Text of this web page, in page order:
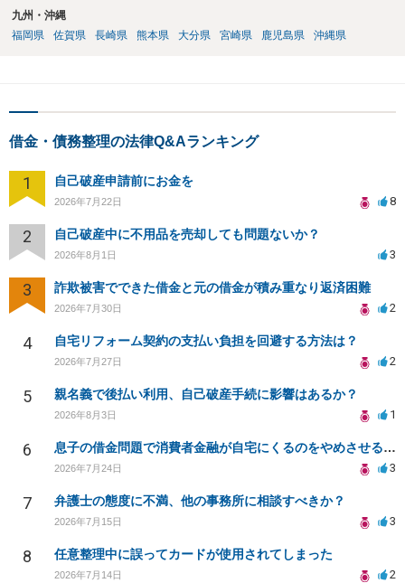
九州・沖縄
福岡県
佐賀県 長崎県 熊本県 大分県 宮崎県 鹿児島県 沖縄県
借金・債務整理の法律Q&Aランキング
1 自己破産申請前にお金を
2026年7月22日 8
2 自己破産中に不用品を売却しても問題ないか？
2026年8月1日 3
3 詐欺被害でできた借金と元の借金が積み重なり返済困難
2026年7月30日 2
4 自宅リフォーム契約の支払い負担を回避する方法は？
2026年7月27日 2
5 親名義で後払い利用、自己破産手続に影響はあるか？
2026年8月3日 1
6 息子の借金問題で消費者金融が自宅にくるのをやめさせる方法はないですか？
2026年7月24日 3
7 弁護士の態度に不満、他の事務所に相談すべきか？
2026年7月15日 3
8 任意整理中に誤ってカードが使用されてしまった
2026年7月14日 2